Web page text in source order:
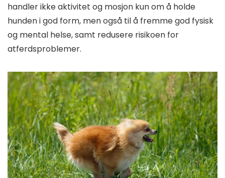
handler ikke aktivitet og mosjon kun om å holde
hunden i god form, men også til å fremme god fysisk
og mental helse, samt redusere risikoen for
atferdsproblemer.